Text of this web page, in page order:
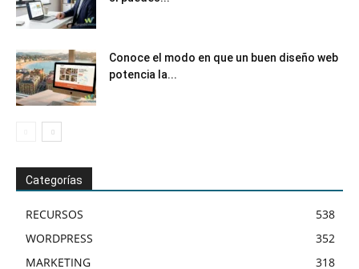
Conoce el modo en que un buen diseño web
potencia la...
Categorías
RECURSOS
538
WORDPRESS
352
MARKETING
318